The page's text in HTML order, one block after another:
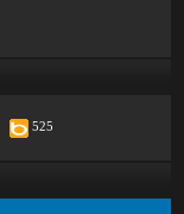
525